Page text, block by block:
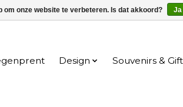
Design Souvenirs &
om onze website te verbeteren. Is dat akkoord? Ja